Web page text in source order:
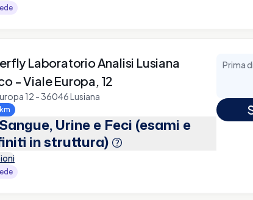
Laboratorio Analisi Lusiana
- Viale Europa, 12
12 - 36046 Lusiana
Urine e Feci (esami e
in struttura)
Prima